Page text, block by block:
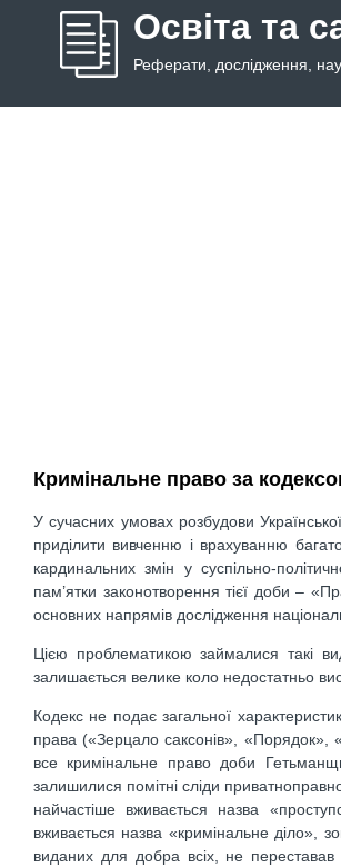
Освіта та
Реферати, дослідження,
Кримінальне право за
У сучасних умовах розбудови
приділити вивченню і врахуванню
кардинальних змін у суспільно-
пам’ятки законотворення тієї доби –
основних напрямів дослідження
Цією проблематикою займалися такі
залишається велике коло недостатньо
Кодекс не подає загальної
права («Зерцало саксонів», «Порядок»,
все кримінальне право доби
залишилися помітні сліди
найчастіше вживається назва
вживається назва «кримінальне діло»,
виданих для добра всіх, не